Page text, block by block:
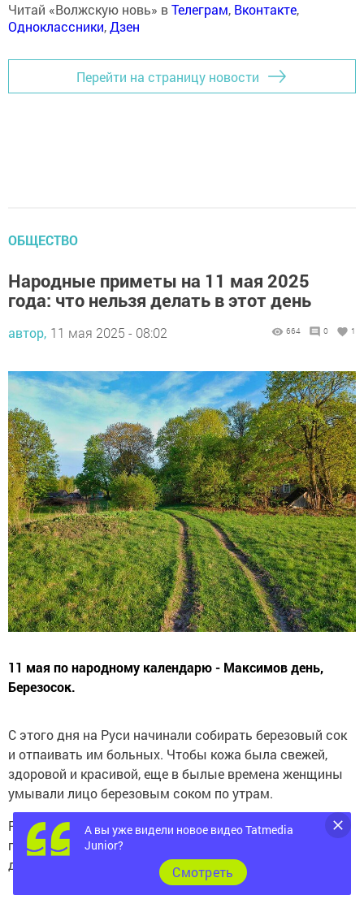
Читай «Волжскую новь» вТелеграм, Вконтакте,
Одноклассники,Дзен
Перейти на страницу новости
ОБЩЕСТВО
Народные приметы на 11 мая 2025
года: что нельзя делать в этот день
автор, 11 мая 2025 - 08:02 664 0 1
11 мая по народному календарю - Максимов день,
Березосок.
С этого дня на Руси начинали собирать березовый сок
и отпаивать им больных. Чтобы кожа была свежей,
здоровой и красивой, еще в былые времена женщины
умывали лицо березовым соком по утрам.
Раньше крестьяне, собирая березовый сок, не
позволяли себе наносить вред лесу, причиняя боль
дереву.
А вы уже видели новое видео Tatmedia
Junior?
Cмотреть